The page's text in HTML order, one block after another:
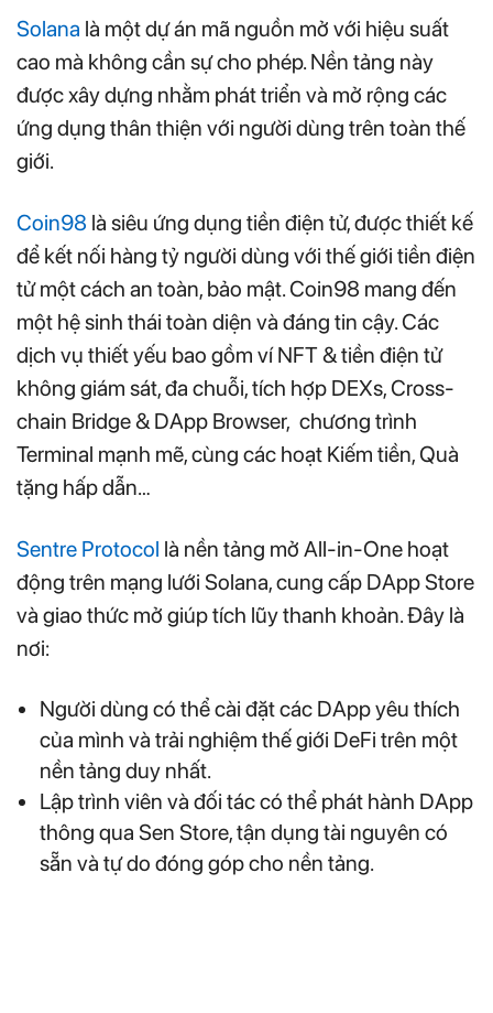
Solana là một dự án mã nguồn mở với hiệu suất
cao mà không cần sự cho phép. Nền tảng này
được xây dựng nhằm phát triển và mở rộng các
ứng dụng thân thiện với người dùng trên toàn thế
giới.
Coin98 là siêu ứng dụng tiền điện tử, được thiết kế
để kết nối hàng tỷ người dùng với thế giới tiền điện
tử một cách an toàn, bảo mật. Coin98 mang đến
một hệ sinh thái toàn diện và đáng tin cậy. Các
dịch vụ thiết yếu bao gồm ví NFT & tiền điện tử
không giám sát, đa chuỗi, tích hợp DEXs, Cross-
chain Bridge & DApp Browser, chương trình
Terminal mạnh mẽ, cùng các hoạt Kiếm tiền, Quà
tặng hấp dẫn…
Sentre Protocol là nền tảng mở All-in-One hoạt
động trên mạng lưới Solana, cung cấp DApp Store
và giao thức mở giúp tích lũy thanh khoản. Đây là
nơi:
Người dùng có thể cài đặt các DApp yêu thích
của mình và trải nghiệm thế giới DeFi trên một
nền tảng duy nhất.
Lập trình viên và đối tác có thể phát hành DApp
thông qua Sen Store, tận dụng tài nguyên có
sẵn và tự do đóng góp cho nền tảng.